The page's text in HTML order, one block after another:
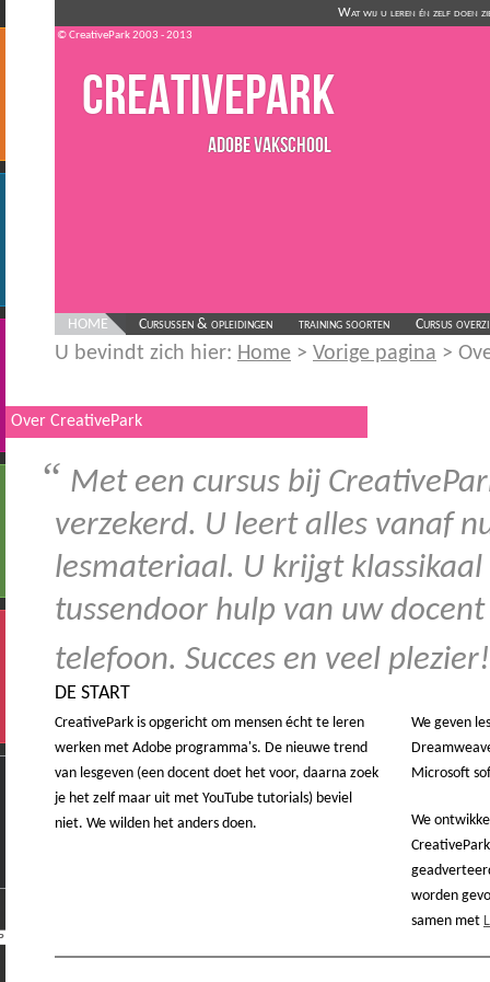
Wat wij u leren én zelf doen
© CreativePark 2003 - 2013
CreativePark
Adobe Vakschool
HOME Cursussen & opleidingen training soorten Cursus
U bevindt zich hier: Home > Vorige pagina >
Over CreativePark
“ Met een cursus bij
verzekerd. U leert alles vanaf
lesmateriaal. U krijgt klassikaal
tussendoor hulp van uw
telefoon. Succes en veel
DE START
CreativePark is opgericht om mensen écht te leren
werken met Adobe programma's. De nieuwe trend
van lesgeven (een docent doet het voor, daarna zoek
je het zelf maar uit met YouTube tutorials) beviel
niet. We wilden het anders doen.
We geven
Microsoft
We
worden
samen met